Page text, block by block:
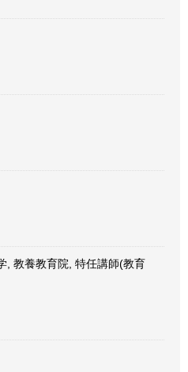
, 教養教育院, 特任講師(教育